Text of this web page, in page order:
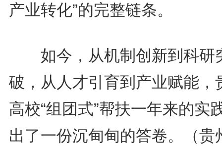
产业转化”的完整链条。
如今，从机制创新到科研
破，从人才引育到产业赋能，
高校“组团式”帮扶一年来的实
出了一份沉甸甸的答卷。（贵